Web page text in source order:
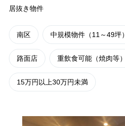
居抜き物件
南区 中規模物件（11～49坪）
路面店 重飲食可能（焼肉等）
15万円以上30万円未満